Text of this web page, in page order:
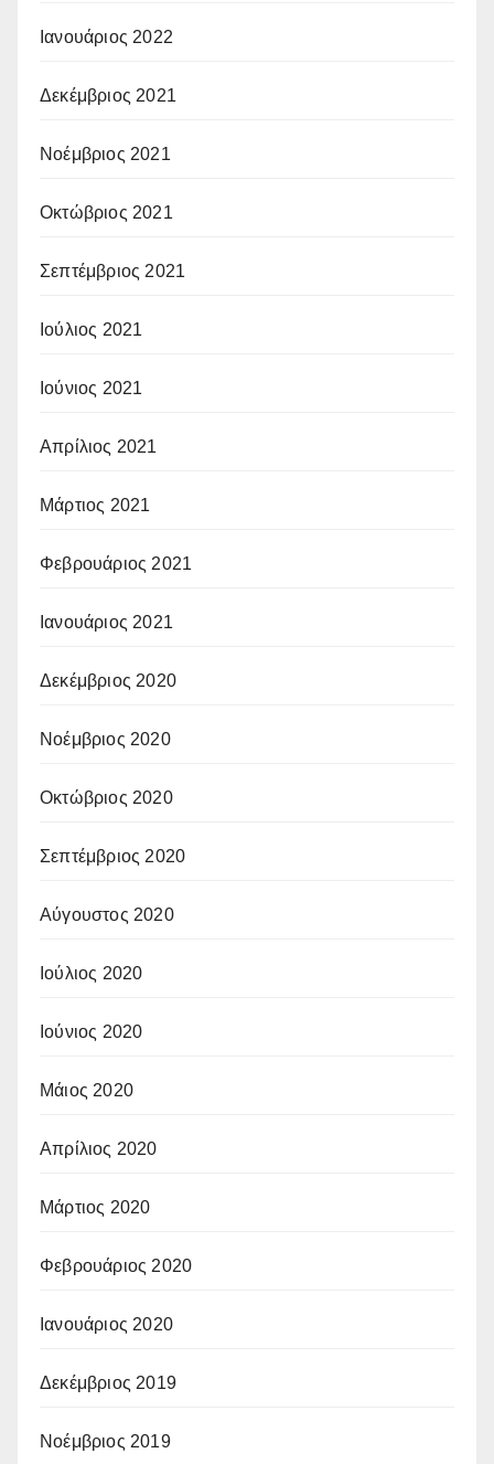
Ιανουάριος 2022
Δεκέμβριος 2021
Νοέμβριος 2021
Οκτώβριος 2021
Σεπτέμβριος 2021
Ιούλιος 2021
Ιούνιος 2021
Απρίλιος 2021
Μάρτιος 2021
Φεβρουάριος 2021
Ιανουάριος 2021
Δεκέμβριος 2020
Νοέμβριος 2020
Οκτώβριος 2020
Σεπτέμβριος 2020
Αύγουστος 2020
Ιούλιος 2020
Ιούνιος 2020
Μάιος 2020
Απρίλιος 2020
Μάρτιος 2020
Φεβρουάριος 2020
Ιανουάριος 2020
Δεκέμβριος 2019
Νοέμβριος 2019